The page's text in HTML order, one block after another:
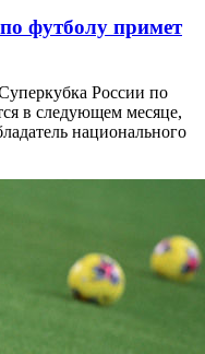
футболу примет
России по
в следующем месяце,
национального